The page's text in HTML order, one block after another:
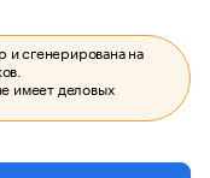
и сгенерирована на
имеет деловых